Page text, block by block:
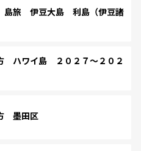
旅 伊豆大島 利島（伊豆諸
ハワイ島 ２０２７～２０２
墨田区